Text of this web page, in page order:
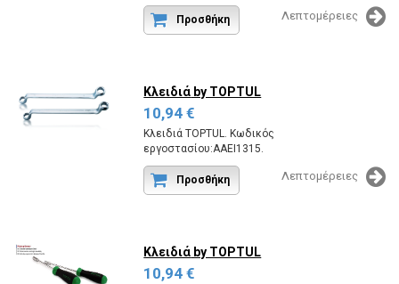
Προσθήκη Λεπτομέρειες
Κλειδιά by TOPTUL
10,94 €
Κλειδιά TOPTUL. Κωδικός
εργοστασίου:AAEI1315.
Προσθήκη Λεπτομέρειες
Κλειδιά by TOPTUL
10,94 €